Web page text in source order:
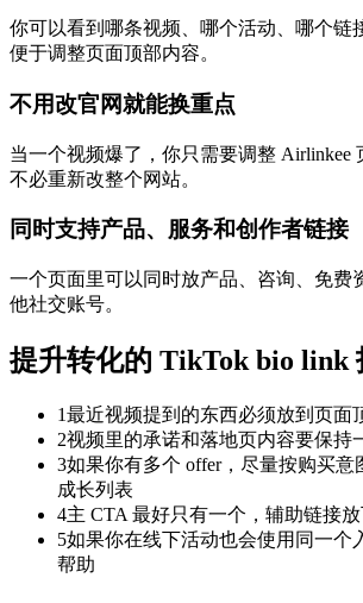
你可以看到哪条视频、哪个活动、哪个链
便于调整页面顶部内容。
不用改官网就能换重点
当一个视频爆了，你只需要调整 Airlinkee
不必重新改整个网站。
同时支持产品、服务和创作者链接
一个页面里可以同时放产品、咨询、免费
他社交账号。
提升转化的 TikTok bio link
1最近视频提到的东西必须放到页面
2视频里的承诺和落地页内容要保持
3如果你有多个 offer，尽量按购买意
成长列表
4主 CTA 最好只有一个，辅助链接
5如果你在线下活动也会使用同一个
帮助